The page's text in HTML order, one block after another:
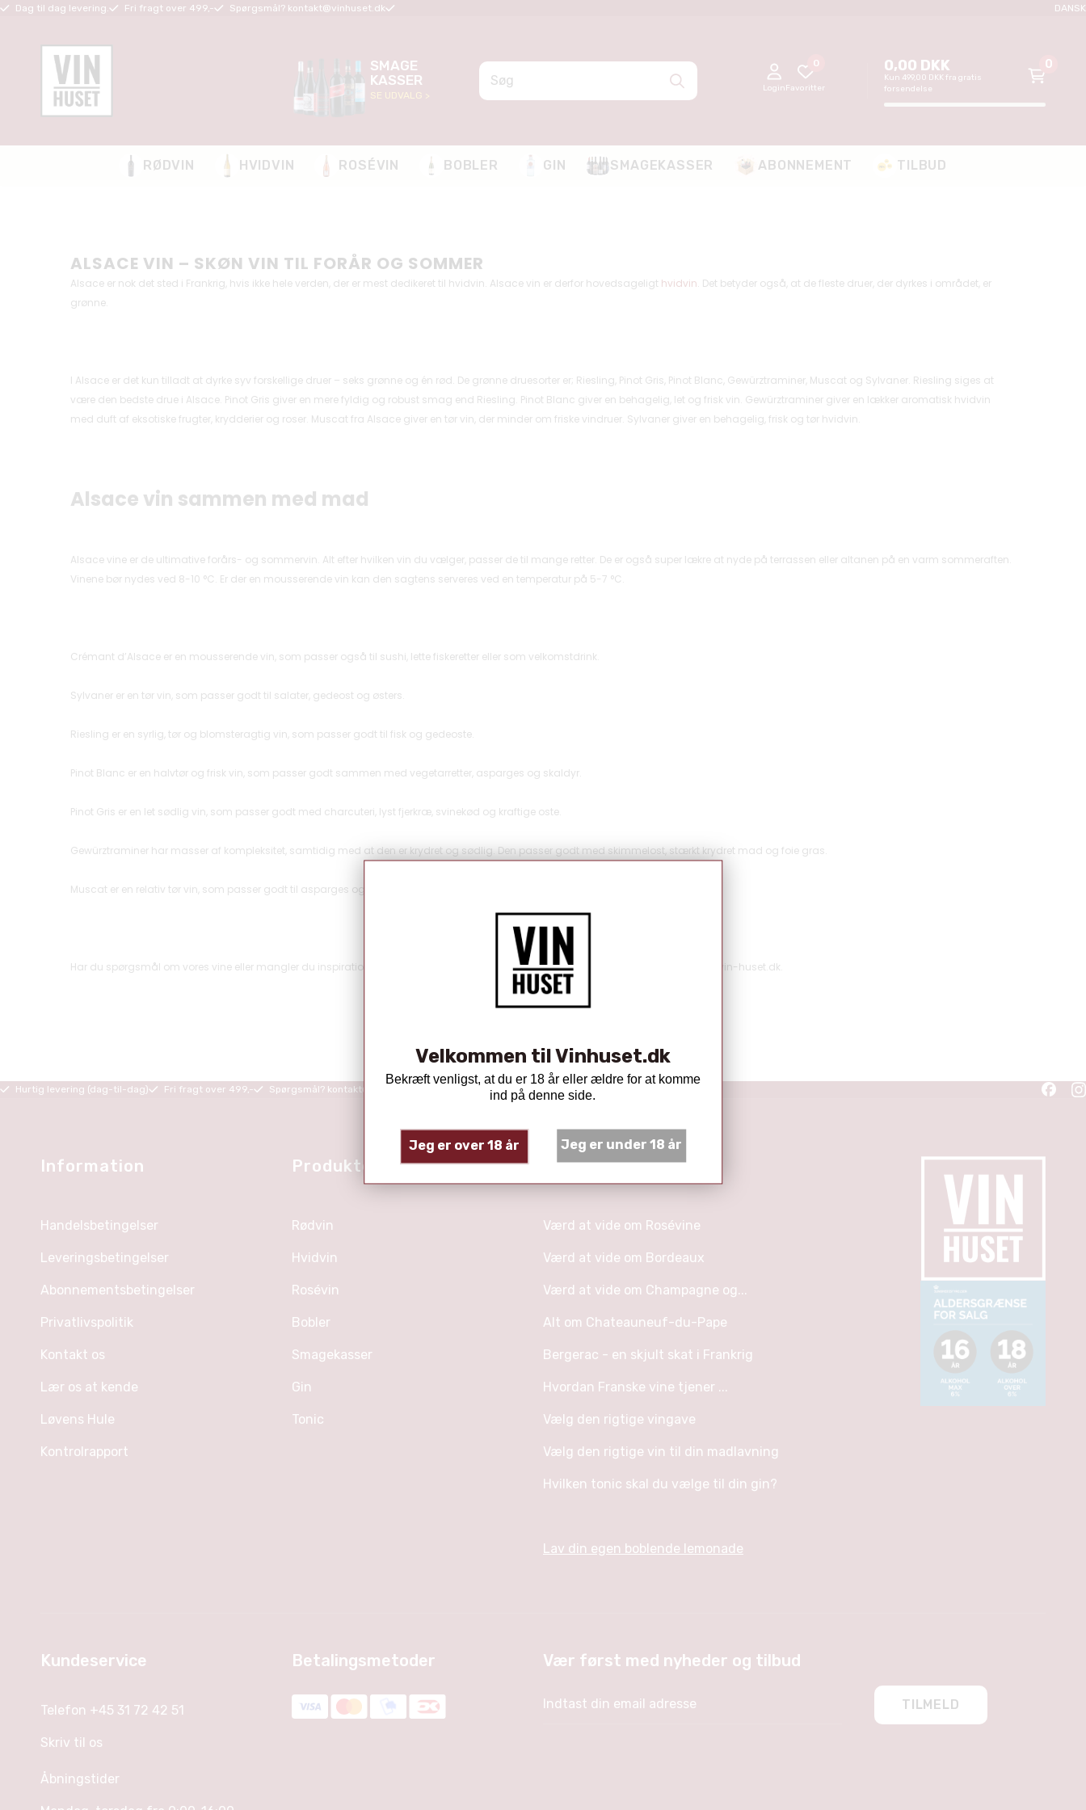
Dag til dag levering. Fri fragt over 499,- Spørgsmål? kontakt@vinhuset.dk DANSK
SMAGE
KASSER
SE UDVALG >
Login
0
Favoritter
0,00 DKK
Kun 499,00 DKK fra gratis
forsendelse
0
RØDVIN HVIDVIN ROSÉVIN BOBLER GIN SMAGEKASSER ABONNEMENT TILBUD
ALSACE VIN – SKØN VIN TIL FORÅR OG SOMMER
Alsace er nok det sted i Frankrig, hvis ikke hele verden, der er mest dedikeret til hvidvin. Alsace vin er derfor hovedsageligt hvidvin . Det betyder også, at de fleste druer, der dyrkes i området, er
grønne.
I Alsace er det kun tilladt at dyrke syv forskellige druer – seks grønne og én rød. De grønne druesorter er; Riesling, Pinot Gris, Pinot Blanc, Gewürztraminer, Muscat og Sylvaner. Riesling siges at
være den bedste drue i Alsace. Pinot Gris giver en mere fyldig og robust smag end Riesling. Pinot Blanc giver en behagelig, let og frisk vin. Gewürztraminer giver en lækker aromatisk hvidvin
med duft af eksotiske frugter, krydderier og roser. Muscat fra Alsace giver en tør vin, der minder om friske vindruer. Sylvaner giver en behagelig, frisk og tør hvidvin.
Alsace vin sammen med mad
Alsace vine er de ultimative forårs- og sommervin. Alt efter hvilken vin du vælger, passer de til mange retter. De er også super lækre at nyde på terrassen eller altanen på en varm sommeraften.
Vinene bør nydes ved 8-10 °C. Er der en mousserende vin kan den sagtens serveres ved en temperatur på 5-7 °C.
Crémant d’Alsace er en mousserende vin, som passer også til sushi, lette fiskeretter eller som velkomstdrink.
Sylvaner er en tør vin, som passer godt til salater, gedeost og østers.
Riesling er en syrlig, tør og blomsteragtig vin, som passer godt til fisk og gedeoste.
Pinot Blanc er en halvtør og frisk vin, som passer godt sammen med vegetarretter, asparges og skaldyr.
Pinot Gris er en let sødlig vin, som passer godt med charcuteri, lyst fjerkræ, svinekød og kraftige oste.
Gewürztraminer har masser af kompleksitet, samtidig med at den er krydret og sødlig. Den passer godt med skimmelost, stærkt krydret mad og foie gras.
Muscat er en relativ tør vin, som passer godt til asparges og som en frisk velkomstdrink.
Har du spørgsmål om vores vine eller mangler du inspiration til brugen af vinene, så er du velkommen til at kontakte os på kontakt@vin-huset.dk.
Hurtig levering (dag-til-dag) Fri fragt over 499,- Spørgsmål? kontakt@vinhuset.dk
Information
Handelsbetingelser
Leveringsbetingelser
Abonnementsbetingelser
Privatlivspolitik
Kontakt os
Lær os at kende
Løvens Hule
Kontrolrapport
Produkter
Rødvin
Hvidvin
Rosévin
Bobler
Smagekasser
Gin
Tonic
Artikler
Værd at vide om Rosévine
Værd at vide om Bordeaux
Værd at vide om Champagne og...
Alt om Chateauneuf-du-Pape
Bergerac - en skjult skat i Frankrig
Hvordan Franske vine tjener ...
Vælg den rigtige vingave
Vælg den rigtige vin til din madlavning
Hvilken tonic skal du vælge til din gin?
Lav din egen boblende lemonade
Kundeservice
Telefon +45 31 72 42 51
Skriv til os
Åbningstider
Betalingsmetoder Vær først med nyheder og tilbud
Velkommen til Vinhuset.dk
Bekræft venligst, at du er 18 år eller ældre for at komme
ind på denne side.
Jeg er over 18 år Jeg er under 18 år